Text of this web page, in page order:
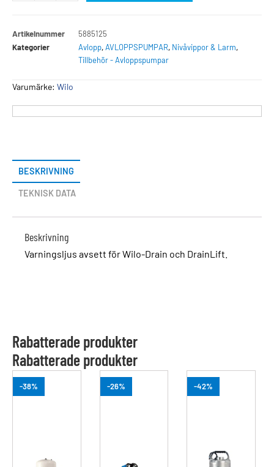
Artikelnummer
5885125
Kategorier
Avlopp,AVLOPPSPUMPAR, Nivåvippor & Larm,
Tillbehör - Avloppspumpar
Varumärke: Wilo
BESKRIVNING
TEKNISK DATA
Beskrivning
Varningsljus avsett för Wilo-Drain och DrainLift.
Rabatterade produkter
Rabatterade produkter
-38% -26% -42%